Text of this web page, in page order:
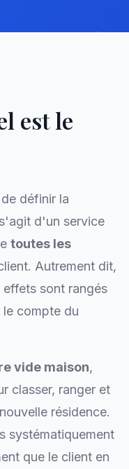
est le
définir la
d'un service
toutes les
Autrement dit,
effets sont rangés
le compte du
vide maison,
classer, ranger et
résidence.
systématiquement
que le client en